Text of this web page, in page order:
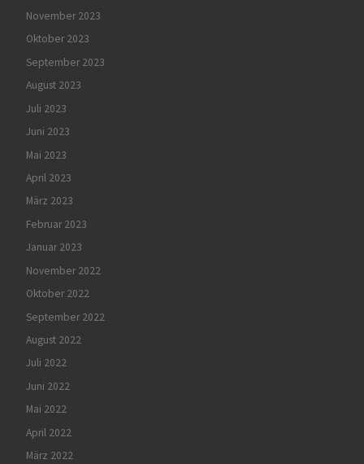
November 2023
Oktober 2023
September 2023
August 2023
Juli 2023
Juni 2023
Mai 2023
April 2023
März 2023
Februar 2023
Januar 2023
November 2022
Oktober 2022
September 2022
August 2022
Juli 2022
Juni 2022
Mai 2022
April 2022
März 2022